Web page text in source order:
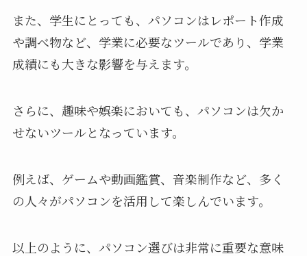
また、学生にとっても、パソコンはレポート作成
や調べ物など、学業に必要なツールであり、学業
成績にも大きな影響を与えます。
さらに、趣味や娯楽においても、パソコンは欠か
せないツールとなっています。
例えば、ゲームや動画鑑賞、音楽制作など、多く
の人々がパソコンを活用して楽しんでいます。
以上のように、パソコン選びは非常に重要な意味